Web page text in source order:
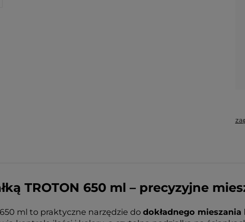
TROTON 650 ml – precyzyjne
ml to praktyczne narzędzie do dokładnego